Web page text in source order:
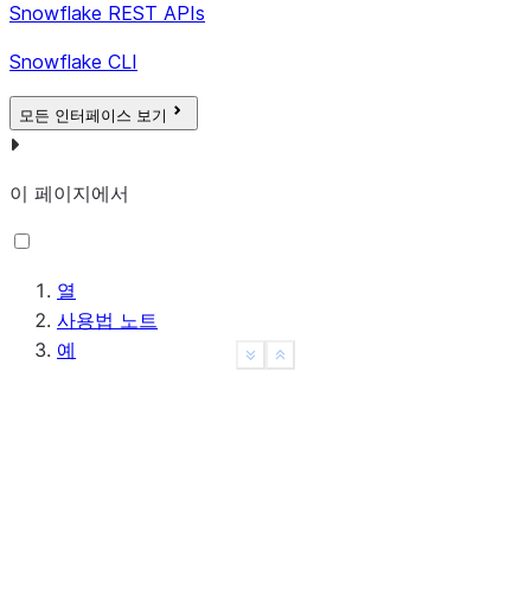
Show less
See more
Snowflake REST APIs
Snowflake CLI
모든 인터페이스 보기
이 페이지에서
열
사용법 노트
예